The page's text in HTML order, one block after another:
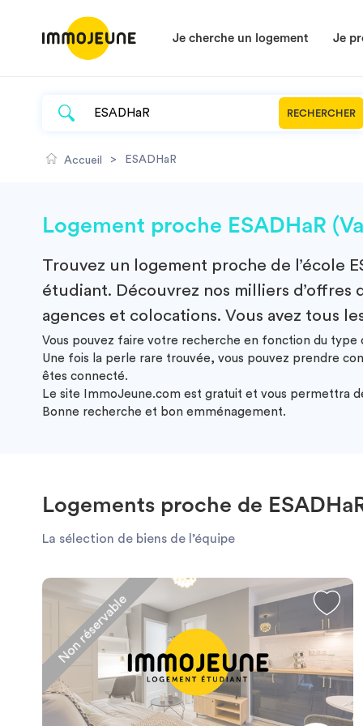
Je cherche un logement Je
RECHERCHER
Accueil > ESADHaR
Logement proche ESADHaR
Trouvez un logement proche de l’école
étudiant. Découvrez nos milliers d’offres
agences et colocations. Vous avez tous
Vous pouvez faire votre recherche en fonction du type
Une fois la perle rare trouvée, vous pouvez prendre
êtes connecté.
Le site ImmoJeune.com est gratuit et vous permettra
Bonne recherche et bon emménagement.
Logements proche de
La sélection de biens de l’équipe
Non réservable